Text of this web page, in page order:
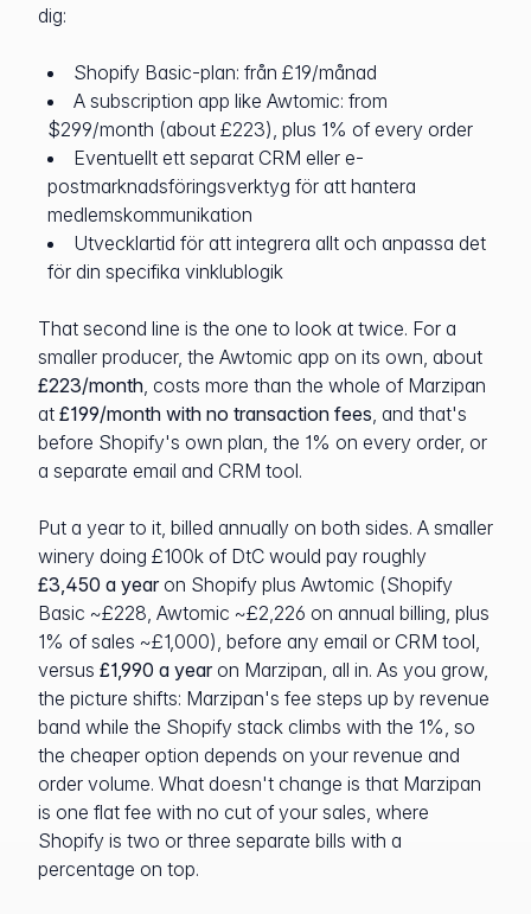
dig:
Shopify Basic-plan: från £19/månad
A subscription app like Awtomic: from
$299/month (about £223), plus 1% of every order
Eventuellt ett separat CRM eller e-
postmarknadsföringsverktyg för att hantera
medlemskommunikation
Utvecklartid för att integrera allt och anpassa det
för din specifika vinklublogik
That second line is the one to look at twice. For a
smaller producer, the Awtomic app on its own, about
£223/month, costs more than the whole of Marzipan
at £199/month with no transaction fees, and that's
before Shopify's own plan, the 1% on every order, or
a separate email and CRM tool.
Put a year to it, billed annually on both sides. A smaller
winery doing £100k of DtC would pay roughly
£3,450 a year on Shopify plus Awtomic (Shopify
Basic ~£228, Awtomic ~£2,226 on annual billing, plus
1% of sales ~£1,000), before any email or CRM tool,
versus £1,990 a year on Marzipan, all in. As you grow,
the picture shifts: Marzipan's fee steps up by revenue
band while the Shopify stack climbs with the 1%, so
the cheaper option depends on your revenue and
order volume. What doesn't change is that Marzipan
is one flat fee with no cut of your sales, where
Shopify is two or three separate bills with a
percentage on top.